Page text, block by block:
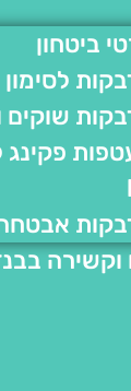
ביטחון
לסימון
שוקים
אבטחה